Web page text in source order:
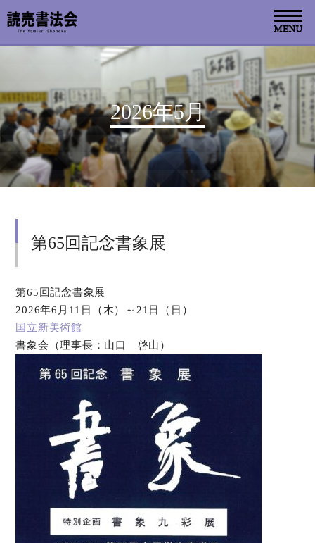
2026年5月
第65回記念書象展
第65回記念書象展
2026年6月11日（木）～21日（日）
国立新美術館
書象会（理事長：山口 啓山）
お知らせ
読売書法会について
読売書法展
関連書道展
デジタルアーカイブ
オンラインショップ
お問い合わせ